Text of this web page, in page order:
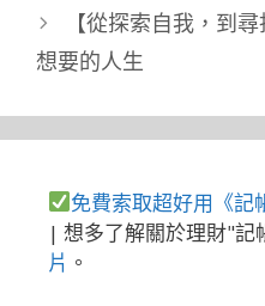
【從探索自我，到
想要的人生
免費索取超好用《記
| 想多了解關於理財"記
片 。